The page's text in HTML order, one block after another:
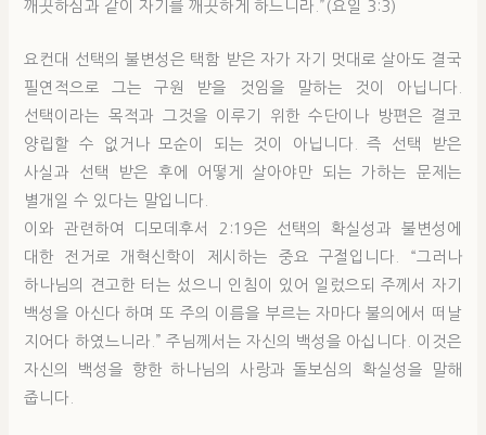
깨끗하심과 같이 자기를 깨끗하게 하느니라.”(요일 3:3)
요컨대 선택의 불변성은 택함 받은 자가 자기 멋대로 살아도 결국
필연적으로 그는 구원 받을 것임을 말하는 것이 아닙니다.
선택이라는 목적과 그것을 이루기 위한 수단이나 방편은 결코
양립할 수 없거나 모순이 되는 것이 아닙니다. 즉 선택 받은
사실과 선택 받은 후에 어떻게 살아야만 되는 가하는 문제는
별개일 수 있다는 말입니다.
이와 관련하여 디모데후서 2:19은 선택의 확실성과 불변성에
대한 전거로 개혁신학이 제시하는 중요 구절입니다. “그러나
하나님의 견고한 터는 섰으니 인침이 있어 일렀으되 주께서 자기
백성을 아신다 하며 또 주의 이름을 부르는 자마다 불의에서 떠날
지어다 하였느니라.” 주님께서는 자신의 백성을 아십니다. 이것은
자신의 백성을 향한 하나님의 사랑과 돌보심의 확실성을 말해
줍니다.